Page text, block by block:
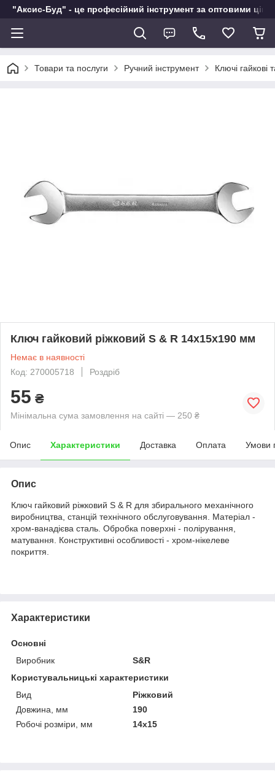
"Аксис-Буд" - це професійний інструмент за оптовими
Товари та послуги Ручний інструмент Ключі гайкові
Ключ гайковий ріжковий S & R 14х15х190 мм
Немає в наявності
Код: 270005718
Роздріб
55 ₴
Мінімальна сума замовлення на сайті — 250 ₴
Опис Характеристики Доставка Оплата Умови
Опис
Ключ гайковий ріжковий S & R для збирального механічного
виробництва, станцій технічного обслуговування. Матеріал -
хром-ванадієва сталь. Обробка поверхні - полірування,
матування. Конструктивні особливості - хром-нікелеве
покриття.
Характеристики
Основні
Виробник
S&R
Користувальницькі характеристики
Вид
Ріжковий
Довжина, мм
190
Робочі розміри, мм
14х15